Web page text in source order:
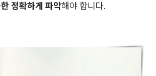
정확하게 파악해야 합니다.